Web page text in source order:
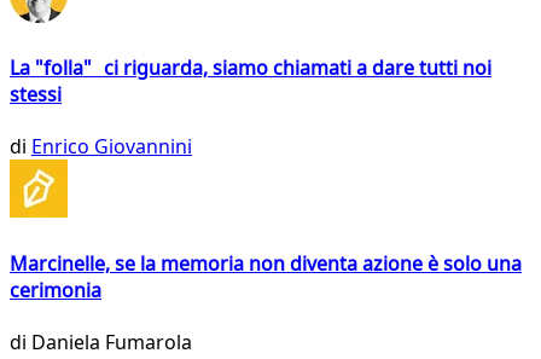
La "folla" ci riguarda, siamo chiamati a dare tutti noi
stessi
di Enrico Giovannini
Marcinelle, se la memoria non diventa azione è solo una
cerimonia
di Daniela Fumarola